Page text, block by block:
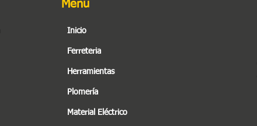
Menú
Inicio
Ferreteria
Herramientas
Plomería
Material Eléctrico